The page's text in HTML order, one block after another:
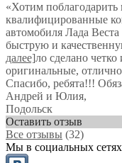
«Хотим поблагодарить
квалифицированные
автомобиля Лада
быструю и
далее]ло сделано
оригинальные,
Спасибо, ребята!!!
Андрей и Юлия,
Подольск
Оставить отзыв
Все отзывы (32)
Мы в социальных сетях